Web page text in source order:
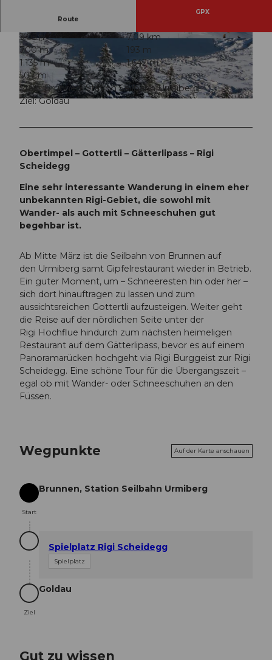
© Gäste-Service Rigi
© Gäste-Service Rigi, BENUTZER1 © Gäste-Service Rigi, BENUTZER1
Route
GPX
3:05 h
7,09 km
700 m
193 m
1.135 m
1.642 m
507 m
Start: Brunnen, Station Seilbahn Urmiberg
Ziel: Goldau
Obertimpel – Gottertli – Gätterlipass – Rigi
Scheidegg
Eine sehr interessante Wanderung in einem eher
unbekannten Rigi-Gebiet, die sowohl mit
Wander- als auch mit Schneeschuhen gut
begehbar ist.
Ab Mitte März ist die Seilbahn von Brunnen auf
den Urmiberg samt Gipfelrestaurant wieder in Betrieb.
Ein guter Moment, um – Schneeresten hin oder her –
sich dort hinauftragen zu lassen und zum
aussichtsreichen Gottertli aufzusteigen. Weiter geht
die Reise auf der nördlichen Seite unter der
Rigi Hochflue hindurch zum nächsten heimeligen
Restaurant auf dem Gätterlipass, bevor es auf einem
Panoramarücken hochgeht via Rigi Burggeist zur Rigi
Scheidegg. Eine schöne Tour für die Übergangszeit –
egal ob mit Wander- oder Schneeschuhen an den
Füssen.
Wegpunkte Auf der Karte anschauen
Start
Start
Brunnen, Station Seilbahn Urmiberg
Spielplatz Rigi Scheidegg
Spielplatz
Ziel
Ziel
Goldau
Gut zu wissen